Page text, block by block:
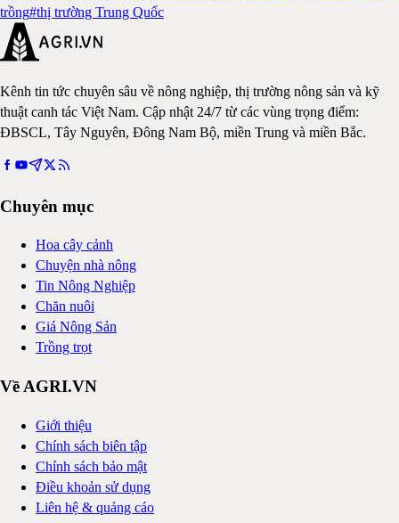
trồng#thị trường Trung Quốc
Kênh tin tức chuyên sâu về nông nghiệp, thị trường nông sản và kỹ
thuật canh tác Việt Nam. Cập nhật 24/7 từ các vùng trọng điểm:
ĐBSCL, Tây Nguyên, Đông Nam Bộ, miền Trung và miền Bắc.
Chuyên mục
Hoa cây cảnh
Chuyện nhà nông
Tin Nông Nghiệp
Chăn nuôi
Giá Nông Sản
Trồng trọt
Về AGRI.VN
Giới thiệu
Chính sách biên tập
Chính sách bảo mật
Điều khoản sử dụng
Liên hệ & quảng cáo